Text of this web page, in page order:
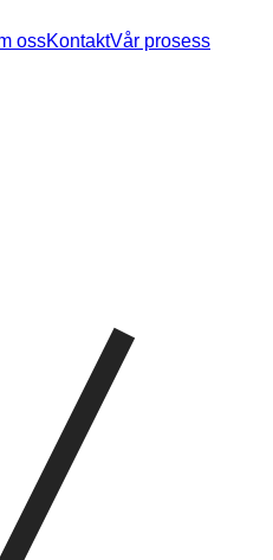
ossKontaktVår prosess